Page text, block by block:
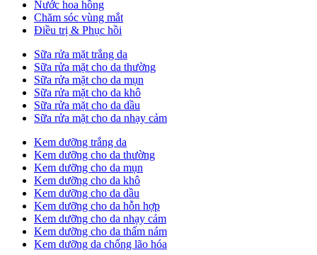
Nước hoa hồng
Chăm sóc vùng mắt
Điều trị & Phục hồi
Sữa rửa mặt trắng da
Sữa rửa mặt cho da thường
Sữa rửa mặt cho da mụn
Sữa rửa mặt cho da khô
Sữa rửa mặt cho da dầu
Sữa rửa mặt cho da nhạy cảm
Kem dưỡng trắng da
Kem dưỡng cho da thường
Kem dưỡng cho da mụn
Kem dưỡng cho da khô
Kem dưỡng cho da dầu
Kem dưỡng cho da hỗn hợp
Kem dưỡng cho da nhạy cảm
Kem dưỡng cho da thấm nám
Kem dưỡng da chống lão hóa